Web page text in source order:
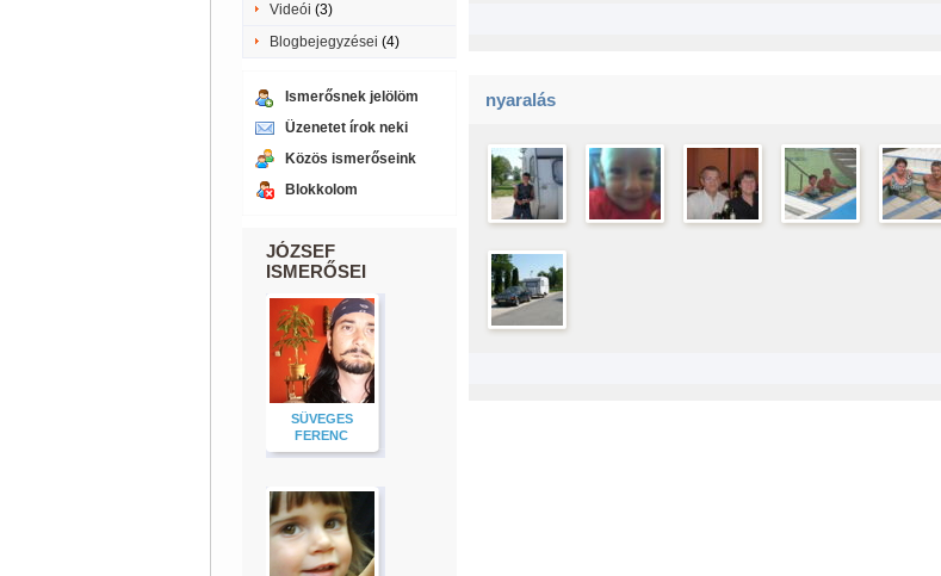
Videói (3)
Blogbejegyzései (4)
Ismerősnek jelölöm
Üzenetet írok neki
Közös ismerőseink
Blokkolom
JÓZSEF
ISMERŐSEI
SÜVEGES
FERENC
nyaralás